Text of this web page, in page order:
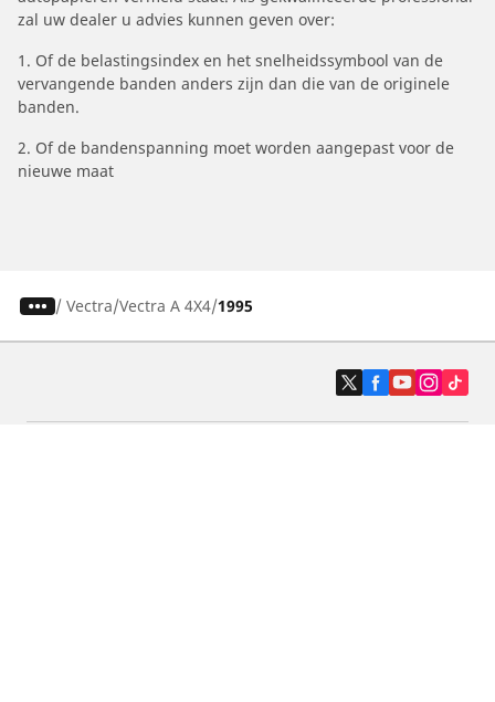
zal uw dealer u advies kunnen geven over:
1. Of de belastingsindex en het snelheidssymbool van de
vervangende banden anders zijn dan die van de originele
banden.
2. Of de bandenspanning moet worden aangepast voor de
nieuwe maat
/ Vectra Vectra A 4X4 1995